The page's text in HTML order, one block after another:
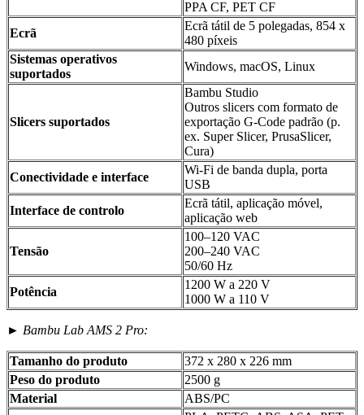
PPA CF, PET CF
Ecrã
Ecrã tátil de 5 polegadas, 854 x
480 píxeis
Sistemas operativos
suportados
Windows, macOS, Linux
Slicers suportados
Bambu Studio
Outros slicers com formato de
exportação G-Code padrão (p.
ex. Super Slicer, PrusaSlicer,
Cura)
Conectividade e interface
Wi-Fi de banda dupla, porta
USB
Interface de controlo
Ecrã tátil, aplicação móvel,
aplicação web
Tensão
100–120 VAC
200–240 VAC
50/60 Hz
Potência
1200 W a 220 V
1000 W a 110 V
► Bambu Lab AMS 2 Pro:
Tamanho do produto
372 x 280 x 226 mm
Peso do produto
2500 g
Material
ABS/PC